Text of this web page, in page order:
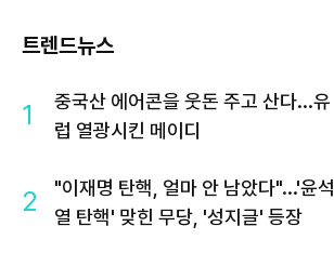
트렌드뉴스
1
중국산 에어콘을 웃돈 주고 산다...유
럽 열광시킨 메이디
2
"이재명 탄핵, 얼마 안 남았다"...'윤석
열 탄핵' 맞힌 무당, '성지글' 등장